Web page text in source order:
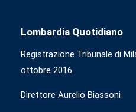
Lombardia Quotidiano
Registrazione Tribunale di
ottobre 2016.
Direttore Aurelio Biassoni